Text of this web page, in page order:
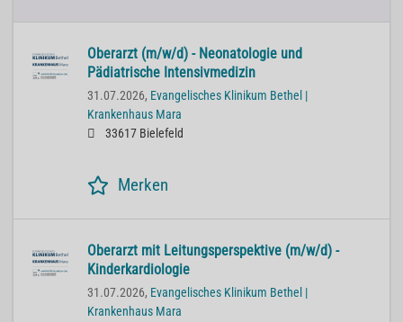
Oberarzt (m/w/d) - Neonatologie und
Pädiatrische Intensivmedizin
31.07.2026, Evangelisches Klinikum Bethel |
Krankenhaus Mara
33617 Bielefeld
Merken
Oberarzt mit Leitungsperspektive (m/w/d) -
Kinderkardiologie
31.07.2026, Evangelisches Klinikum Bethel |
Krankenhaus Mara